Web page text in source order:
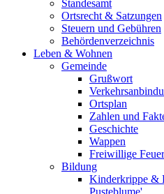
Standesamt
Ortsrecht & Satzungen
Steuern und Gebühren
Behördenverzeichnis
Leben & Wohnen
Gemeinde
Grußwort
Ortsplan
Zahlen und
Geschichte
Wappen
Freiwillige
Bildung
Kinderkrippe &
Pusteblume'